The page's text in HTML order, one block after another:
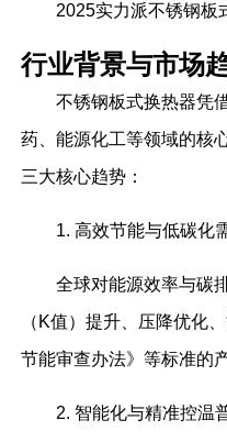
2025实力派不锈钢板
行业背景与市场
不锈钢板式换热器凭
药、能源化工等领域的核
三大核心趋势：
1. 高效节能与低碳化
全球对能源效率与碳
（K值）提升、压降优化
节能审查办法》等标准的
2. 智能化与精准控温